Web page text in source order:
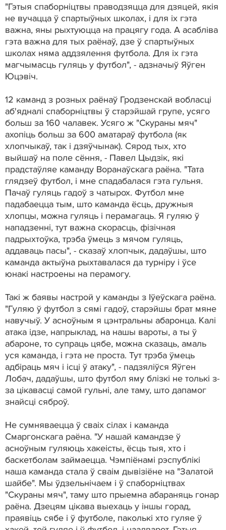
"Гэтыя спаборніцтвы праводзяцца для дзяцей, якія
не вучацца ў спартыўных школах, і для іх гэта
важна, яны рыхтуюцца на працягу года. А асабліва
гэта важна для тых раёнаў, дзе ў спартыўных
школах няма аддзялення футбола. Для іх гэта
магчымасць гуляць у футбол", - адзначыў Яўген
Юцэвіч.
12 каманд з розных раёнаў Гродзенскай вобласці
аб'ядналі спаборніцтвы ў старэйшай групе, усяго
больш за 160 чалавек. Усяго ж "Скураны мяч"
ахопіць больш за 600 аматараў футбола (як
хлопчыкаў, так і дзяўчынак). Сярод тых, хто
выйшаў на поле сёння, - Павел Цыдзік, які
прадстаўляе каманду Воранаўскага раёна. "Тата
глядзеў футбол, і мне спадабалася гэта гульня.
Пачаў гуляць гадоў з чатырох. Футбол мне
падабаецца тым, што каманда ёсць, дружныя
хлопцы, можна гуляць і перамагаць. Я гуляю ў
нападзенні, тут важна скорасць, фізічная
падрыхтоўка, трэба ўмець з мячом гуляць,
аддаваць пасы", - сказаў хлопчык, дадаўшы, што
каманда актыўна рыхтавалася да турніру і ўсе
юнакі настроены на перамогу.
Такі ж баявы настрой у каманды з Іўеўскага раёна.
"Гуляю ў футбол з сямі гадоў, старэйшы брат мяне
навучыў. У асноўным я цэнтральны абаронца. Калі
атака ідзе, напрыклад, на нашы вароты, а ты ў
абароне, то супраць цябе, можна сказаць, амаль
уся каманда, і гэта не проста. Тут трэба ўмець
адбіраць мяч і ісці ў атаку", - падзяліўся Яўген
Лобач, дадаўшы, што футбол яму блізкі не толькі з-
за цікавасці самой гульні, але таму, што дапамог
знайсці сяброў.
Не сумняваецца ў сваіх сілах і каманда
Смаргонскага раёна. "У нашай камандзе ў
асноўным гуляюць хакеісты, ёсць тыя, хто і
баскетболам займаецца. Чэмпіёнамі рэспублікі
наша каманда стала ў сваім дывізіёне на "Залатой
шайбе". Мы ўдзельнічаем і ў спаборніцтвах
"Скураны мяч", таму што прыемна абараняць гонар
раёна. Дзецям цікава выехаць у іншы горад,
праявіць сябе і ў футболе, паколькі хто гуляе ў